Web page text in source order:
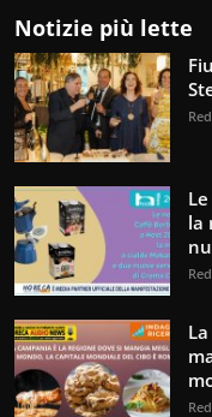
Notizie più lette
la